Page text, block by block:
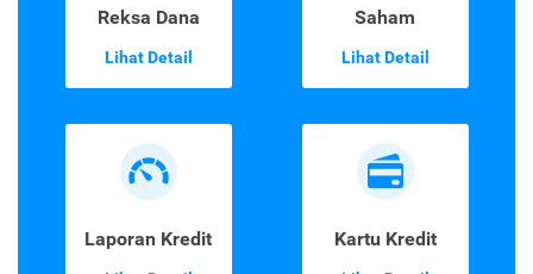
Reksa Dana
Lihat Detail
Saham
Lihat Detail
Laporan Kredit Kartu Kredit